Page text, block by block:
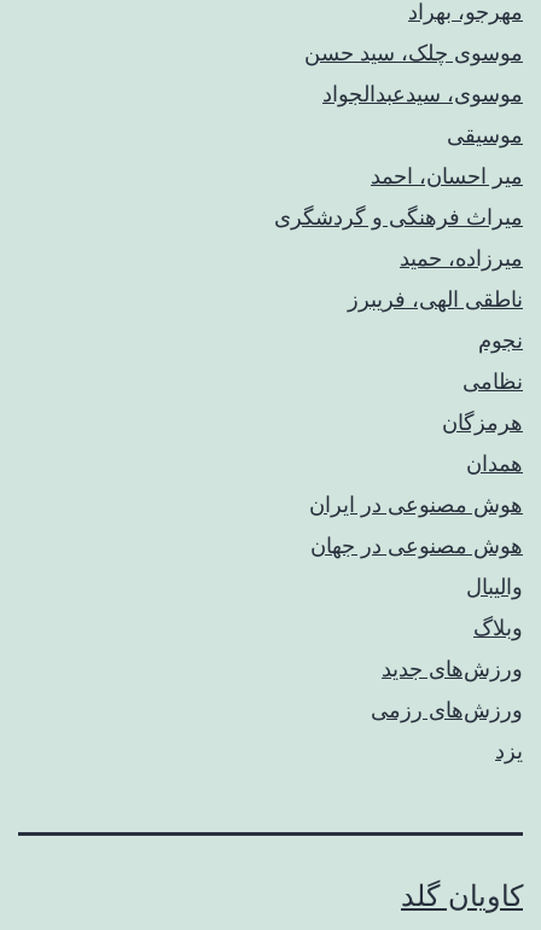
مهرجو، بهراد
موسوی چلک، سید حسن
موسوی، سیدعبدالجواد
موسیقی
میر احسان، احمد
میراث فرهنگی و گردشگری
میرزاده، حمید
ناطقی الهی، فریبرز
نجوم
نظامی
هرمزگان
همدان
هوش مصنوعی در ایران
هوش مصنوعی در جهان
والیبال
وبلاگ
ورزش‌های جدید
ورزش‌های رزمی
یزد
کاویان گلد